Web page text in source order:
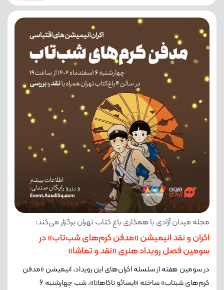
مجله میدان آزادی با همکاری باغ کتاب تهران برگزار می‌کند:
اکران و نقد انیمیشن «مدفن کرم‌های شب‌تاب» در
سومین فصل رویداد هنری «نقد و تماشا»
در سومین هفته از سلسله اکران‌های این رویداد، انیمیشن «مدفن
کرم‌های شبتاب» ساخته «ایسائو تاکاهاتا»، شب چهارشنبه 6